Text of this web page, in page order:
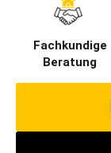
Fachkundige
Beratung​